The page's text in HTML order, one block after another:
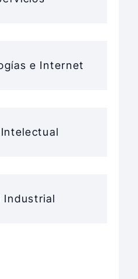
e Internet
Industrial